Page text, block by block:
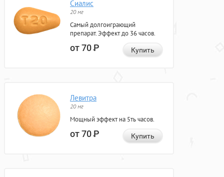
Сиалис
20 мг
Самый долгоиграющий
препарат. Эффект до 36 часов.
от 70Р Купить
Левитра
20 мг
Мощный эффект на 5ть часов.
от 70Р Купить